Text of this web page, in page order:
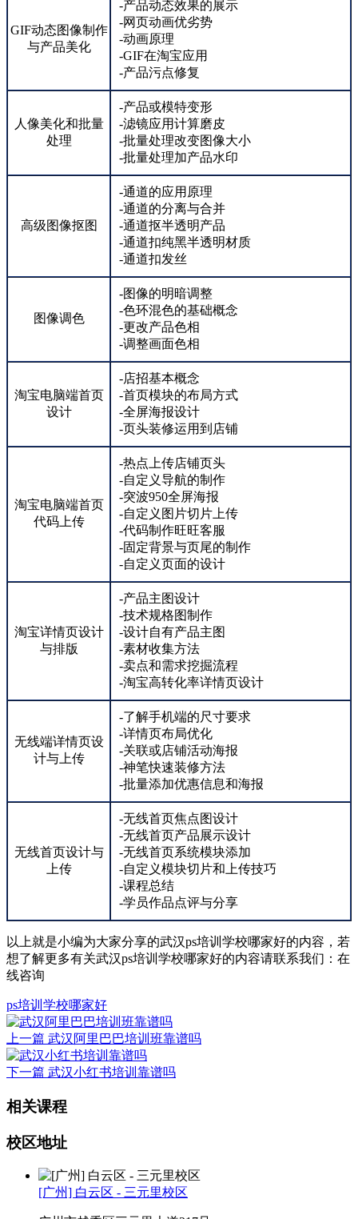
GIF动态图像制作
与产品美化
-产品动态效果的展示
-网页动画优劣势
-动画原理
-GIF在淘宝应用
-产品污点修复
人像美化和批量
处理
-产品或模特变形
-滤镜应用计算磨皮
-批量处理改变图像大小
-批量处理加产品水印
高级图像抠图
-通道的应用原理
-通道的分离与合并
-通道抠半透明产品
-通道扣纯黑半透明材质
-通道扣发丝
图像调色
-图像的明暗调整
-色环混色的基础概念
-更改产品色相
-调整画面色相
淘宝电脑端首页
设计
-店招基本概念
-首页模块的布局方式
-全屏海报设计
-页头装修运用到店铺
淘宝电脑端首页
代码上传
-热点上传店铺页头
-自定义导航的制作
-突波950全屏海报
-自定义图片切片上传
-代码制作旺旺客服
-固定背景与页尾的制作
-自定义页面的设计
淘宝详情页设计
与排版
-产品主图设计
-技术规格图制作
-设计自有产品主图
-素材收集方法
-卖点和需求挖掘流程
-淘宝高转化率详情页设计
无线端详情页设
计与上传
-了解手机端的尺寸要求
-详情页布局优化
-关联或店铺活动海报
-神笔快速装修方法
-批量添加优惠信息和海报
无线首页设计与
上传
-无线首页焦点图设计
-无线首页产品展示设计
-无线首页系统模块添加
-自定义模块切片和上传技巧
-课程总结
-学员作品点评与分享
以上就是小编为大家分享的武汉ps培训学校哪家好的内容，若
想了解更多有关武汉ps培训学校哪家好的内容请联系我们： 在
线咨询
ps培训学校哪家好
上一篇 武汉阿里巴巴培训班靠谱吗
下一篇 武汉小红书培训靠谱吗
相关课程
校区地址
[广州] 白云区 - 三元里校区